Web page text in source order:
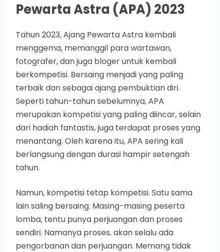
Pewarta Astra (APA) 2023
Tahun 2023, Ajang Pewarta Astra kembali
menggema, memanggil para wartawan,
fotografer, dan juga bloger untuk kembali
berkompetisi. Bersaing menjadi yang paling
terbaik dan sebagai ajang pembuktian diri.
Seperti tahun-tahun sebelumnya, APA
merupakan kompetisi yang paling diincar, selain
dari hadiah fantastis, juga terdapat proses yang
menantang. Oleh karena itu, APA sering kali
berlangsung dengan durasi hampir setengah
tahun.
Namun, kompetisi tetap kompetisi. Satu sama
lain saling bersaing. Masing-masing peserta
lomba, tentu punya perjuangan dan proses
sendiri. Namanya proses, akan selalu ada
pengorbanan dan perjuangan. Memang tidak